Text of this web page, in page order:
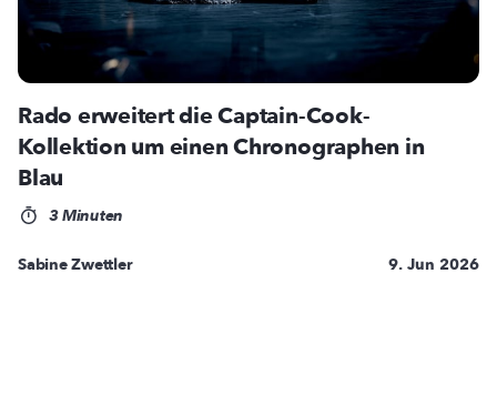
Rado erweitert die Captain-Cook-
Kollektion um einen Chronographen in
Blau
3 Minuten
Sabine Zwettler 9. Jun 2026